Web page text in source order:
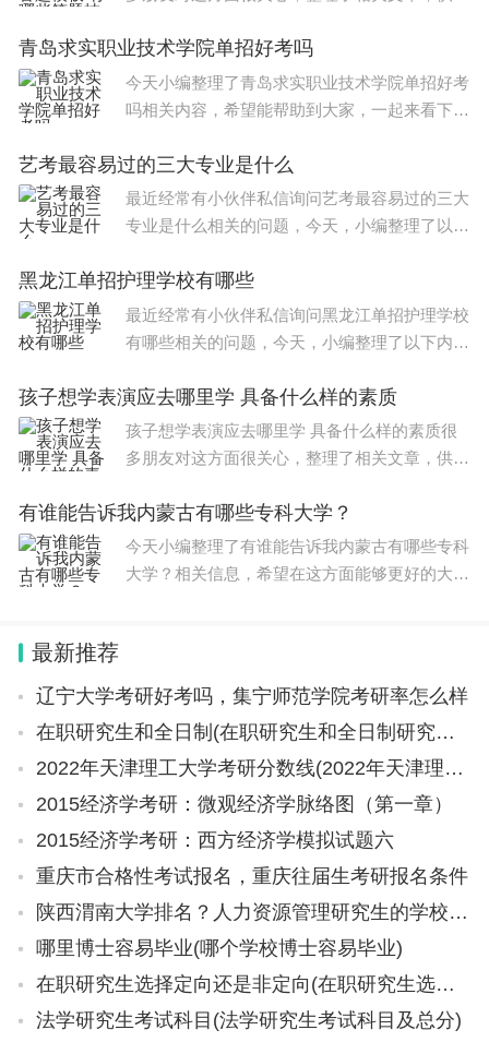
溢价交易状态。
时代财经走访多家银行线上转让区域观察到，剩余期
者普遍惜售。一旦有相关存单挂牌转让，数秒钟内即
被全额承接，买方愿意支付溢价换取长期高收益。举
率3.2%的存量存单，市场实际成交价格可达103万元
以上，买方主动承担溢价成本，只为锁定远超市场平
通量相对更多，但同样挂单即成交，几乎不存在折价
出让情况。
息保本资产，他此前甚至付费在某热门社交平台寻求
正规代抢服务，成功受让了一笔30万元、票面利率3.
“现在银行新存单利率太低，能捡到3.5%以上的二手
存单，小幅溢价完全划算。”陈飞说。
不过，2025-2026年发行的大额存单，票面利率集中
在1.5%-1.8%，二级市场流通性则偏弱，积压挂单现
象普遍。对于剩余期限3年以上的中长期新存单，二
级市场成交价格普遍低于本金，卖方必须主动折价让
利才能吸引买家；剩余期限不足1年的短期存单，转
让需求偏弱，绝大多数持有者选择持有到期。
值得一提的是，6月央行发布《大额存单管理办法
是两回事。如果你感觉上课听懂了，答题又答不
好，这时你要多研究答题的方
青岛求实职业技术学院单招好考吗
今天小编整理了青岛求实职业技术学院单招好考
吗相关内容，希望能帮助到大家，一起来看下
单招和综招 录取分数线 ，综合评价最低录取分
数线是93分，单招
艺考最容易过的三大专业是什么
最近经常有小伙伴私信询问艺考最容易过的三大
专业是什么相关的问题，今天，小编整理了以下
过的三大专业有：美术类专业、空乘专业、舞蹈
艺术类专业。 美术专
黑龙江单招护理学校有哪些
最近经常有小伙伴私信询问黑龙江单招护理学校
有哪些相关的问题，今天，小编整理了以下内
职单招招生计划，有护理的公办学校有：黑龙江
护理高等专科学校、大庆医
孩子想学表演应去哪里学 具备什么样的素质
孩子想学表演应去哪里学 具备什么样的素质很
多朋友对这方面很关心，整理了相关文章，供大
以选择上海戏剧学院艺术课程班，是上戏继教院
引进国外众多名校的教育
有谁能告诉我内蒙古有哪些专科大学？
今天小编整理了有谁能告诉我内蒙古有哪些专科
大学？相关信息，希望在这方面能够更好的大
最新推荐
辽宁大学考研好考吗，集宁师范学院考研率怎么样
在职研究生和全日制(在职研究生和全日制研究生的区别)
2022年天津理工大学考研分数线(2022年天津理工大学考研分数线是多少)
2015经济学考研：微观经济学脉络图（第一章）
2015经济学考研：西方经济学模拟试题六
重庆市合格性考试报名，重庆往届生考研报名条件
陕西渭南大学排名？人力资源管理研究生的学校以及排名
哪里博士容易毕业(哪个学校博士容易毕业)
在职研究生选择定向还是非定向(在职研究生选择定向还是非定向好?)
法学研究生考试科目(法学研究生考试科目及总分)